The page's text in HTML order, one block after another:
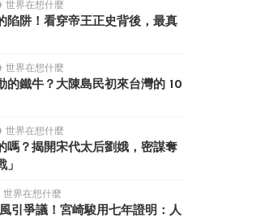
世界在想什麼
陷阱！看穿帝王正史背後，最真
世界在想什麼
的鐵牛？大陳島民初來台灣的 10
世界在想什麼
嗎？揭開宋代太后劉娥，密謀奪
世界在想什麼
引爭議！宮崎駿用七年證明：人